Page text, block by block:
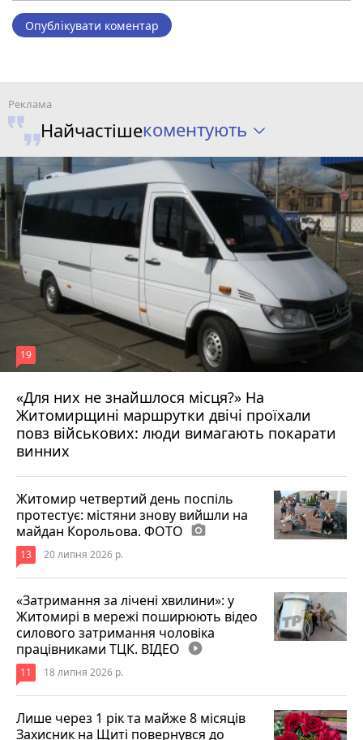
Опублікувати коментар
Найчастішекоментують
«Для них не знайшлося місця?» На
Житомирщині маршрутки двічі проїхали
повз військових: люди вимагають покарати
винних
19
17 липня 2026 р.
Житомир четвертий день поспіль
протестує: містяни знову вийшли на
майдан Корольова. ФОТО photo_camera
13 20 липня 2026 р.
«Затримання за лічені хвилини»: у
Житомирі в мережі поширюють відео
силового затримання чоловіка
працівниками ТЦК. ВІДЕО play_circle_filled
11 18 липня 2026 р.
Лише через 1 рік та майже 8 місяців
Захисник на Щиті повернувся до